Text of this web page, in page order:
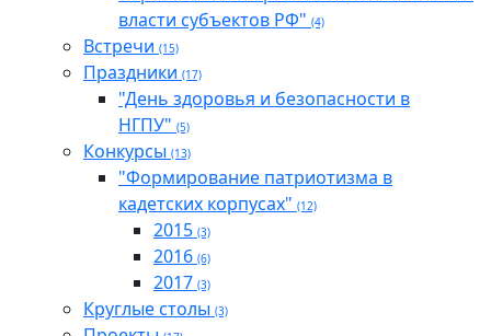
власти субъектов РФ" (4)
Встречи (15)
Праздники (17)
"День здоровья и безопасности в
НГПУ" (5)
Конкурсы (13)
"Формирование патриотизма в
кадетских корпусах" (12)
2015 (3)
2016 (6)
2017 (3)
Круглые столы (3)